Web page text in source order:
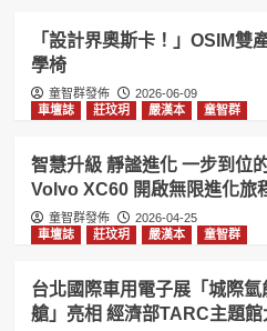
「設計界奧斯卡！」OSIM雙
學椅
童智群發佈
2026-06-09
車壇誌
莊玟玥 嚴漢本 童智群
智慧升級 靜謐進化 一步到位
Volvo XC60 開啟無限進化旅
童智群發佈
2026-04-25
車壇誌
莊玟玥 嚴漢本 童智群
台北國際車用電子展「城際
艙」亮相 經濟部TARC主題